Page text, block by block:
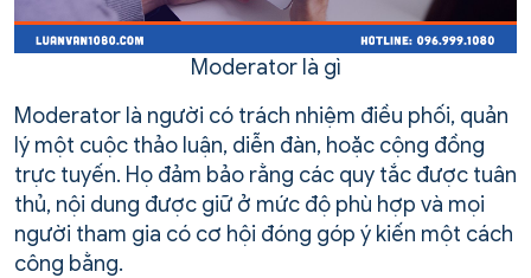
Moderator là gì
Moderator là người có trách nhiệm điều phối, quản
lý một cuộc thảo luận, diễn đàn, hoặc cộng đồng
trực tuyến. Họ đảm bảo rằng các quy tắc được tuân
thủ, nội dung được giữ ở mức độ phù hợp và mọi
người tham gia có cơ hội đóng góp ý kiến một cách
công bằng.